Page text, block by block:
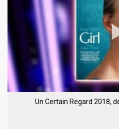
Un Certain Regard 2018,